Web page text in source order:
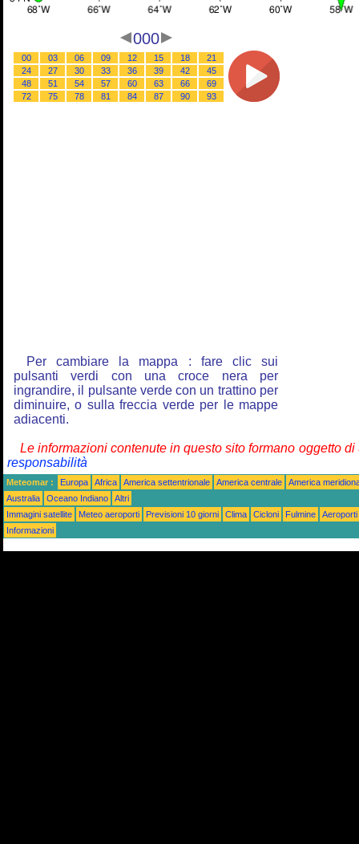
000
00 03 06 09 12 15 18
21
24
27 30 33 36 39 42
45
48
51 54 57 60 63 66
69
72
75 78 81 84 87 90 93
Per cambiare la mappa : fare clic sui
pulsanti verdi con una croce nera per
ingrandire, il pulsante verde con un trattino per
diminuire, o sulla freccia verde per le mappe
adiacenti.
Le informazioni contenute in questo sito formano oggetto
responsabilità
Meteomar : Europa Africa America settentrionale America centrale
America
Australia
Oceano Indiano
Altri
Immagini satellite
Meteo aeroporti Previsioni 10 giorni Clima Cicloni Fulmine
Aeroporti
Informazioni